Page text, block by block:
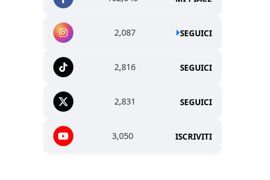
2,087 SEGUICI
2,816 SEGUICI
2,831 SEGUICI
3,050 ISCRIVITI